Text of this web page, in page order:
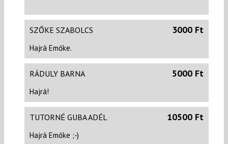
SZŐKE SZABOLCS 3000 Ft
Hajrá Emőke.
RÁDULY BARNA 5000 Ft
Hajrá!
TUTORNÉ GUBA ADÉL 10500 Ft
Hajrá Emőke ;-)